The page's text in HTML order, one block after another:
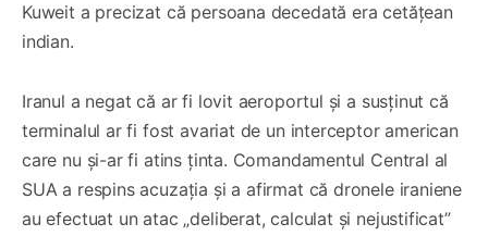
Kuweit a precizat că persoana decedată era cetățean
indian.
Iranul a negat că ar fi lovit aeroportul și a susținut că
terminalul ar fi fost avariat de un interceptor american
care nu și-ar fi atins ținta. Comandamentul Central al
SUA a respins acuzația și a afirmat că dronele iraniene
au efectuat un atac „deliberat, calculat și nejustificat”